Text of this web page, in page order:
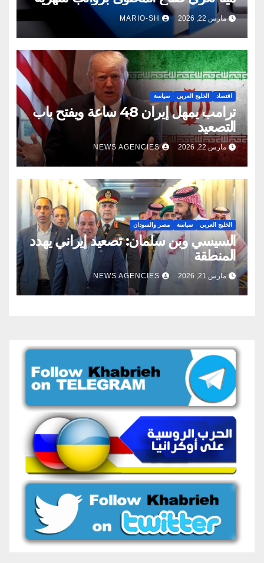
مارس 22, 2026 MARIO-SH
اقتصاد الخليج العربي سياسة
ترامب يمهل إيران 48 ساعة ويفتح باب
التصعيد
مارس 22, 2026 NEWS AGENCIES
الخليج العربي سياسة مصر والسودان
السيسي وبن سلمان: تصعيد إيراني يهدد
المنطقة
مارس 21, 2026 NEWS AGENCIES